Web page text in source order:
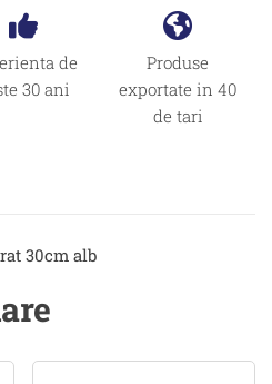
de
30 ani
Produse
exportate in 40
de tari
30cm alb